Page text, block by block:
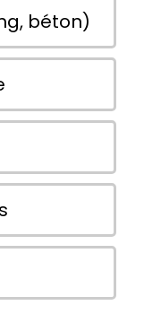
béton)